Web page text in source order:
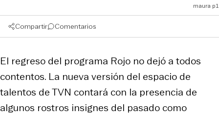
maura p1
Compartir Comentarios
El regreso del programa Rojo no dejó a todos
contentos. La nueva versión del espacio de
talentos de TVN contará con la presencia de
algunos rostros insignes del pasado como